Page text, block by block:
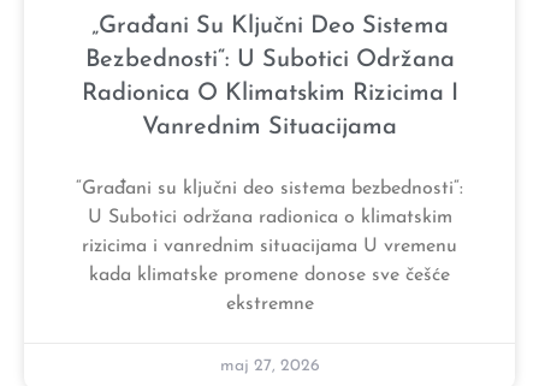
„Građani Su Ključni Deo Sistema
Bezbednosti“: U Subotici Održana
Radionica O Klimatskim Rizicima I
Vanrednim Situacijama
“Građani su ključni deo sistema bezbednosti“:
U Subotici održana radionica o klimatskim
rizicima i vanrednim situacijama U vremenu
kada klimatske promene donose sve češće
ekstremne
maj 27, 2026